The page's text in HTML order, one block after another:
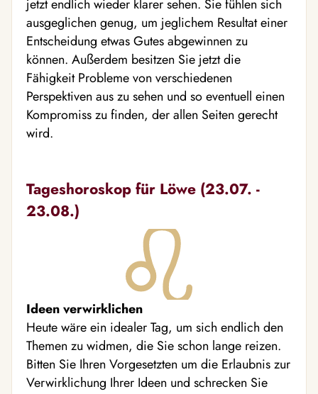
jetzt endlich wieder klarer sehen. Sie fühlen sich
ausgeglichen genug, um jeglichem Resultat einer
Entscheidung etwas Gutes abgewinnen zu
können. Außerdem besitzen Sie jetzt die
Fähigkeit Probleme von verschiedenen
Perspektiven aus zu sehen und so eventuell einen
Kompromiss zu finden, der allen Seiten gerecht
wird.
Tageshoroskop für Löwe (23.07. -
23.08.)
Ideen verwirklichen
Heute wäre ein idealer Tag, um sich endlich den
Themen zu widmen, die Sie schon lange reizen.
Bitten Sie Ihren Vorgesetzten um die Erlaubnis zur
Verwirklichung Ihrer Ideen und schrecken Sie